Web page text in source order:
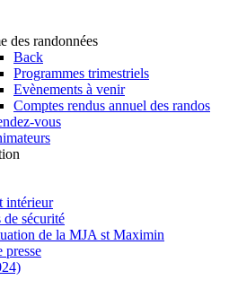
des randonnées
Back
Programmes trimestriels
Evènements à venir
Comptes rendus annuel des randos
vous
intérieur
de sécurité
de la MJA st Maximin
presse